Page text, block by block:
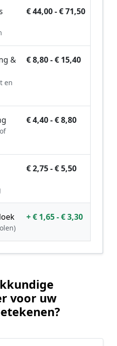
€ 44,00 - € 71,50
&
en
€ 8,80 - € 15,40
€ 4,40 - € 8,80
€ 2,75 - € 5,50
+ € 1,65 - € 3,30
voor uw